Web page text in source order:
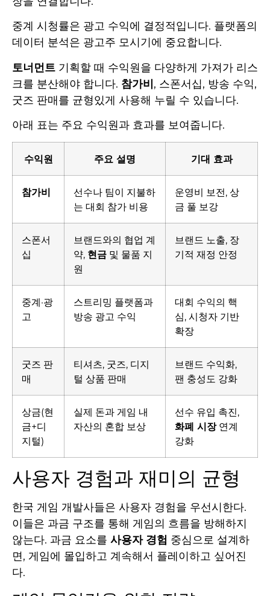
중계 시청률은 광고 수익에 결정적입니다. 플랫폼의
데이터 분석은 광고주 모시기에 중요합니다.
토너먼트 기획할 때 수익원을 다양하게 가져가 리스
크를 분산해야 합니다. 참가비, 스폰서십, 방송 수익,
굿즈 판매를 균형있게 사용해 누릴 수 있습니다.
아래 표는 주요 수익원과 효과를 보여줍니다.
수익원 주요 설명 기대 효과
참가비
선수나 팀이 지불하
는 대회 참가 비용
운영비 보전, 상
금 풀 보강
스폰서
십
브랜드와의 협업 계
약, 현금 및 물품 지
원
브랜드 노출, 장
기적 재정 안정
중계·광
고
스트리밍 플랫폼과
방송 광고 수익
대회 수익의 핵
심, 시청자 기반
확장
굿즈 판
매
티셔츠, 굿즈, 디지
털 상품 판매
브랜드 수익화,
팬 충성도 강화
상금(현
금+디
지털)
실제 돈과 게임 내
자산의 혼합 보상
선수 유입 촉진,
화폐 시장연계
강화
사용자 경험과 재미의 균형
한국 게임 개발사들은 사용자 경험을 우선시한다.
이들은 과금 구조를 통해 게임의 흐름을 방해하지
않는다. 과금 요소를 사용자 경험 중심으로 설계하
면, 게임에 몰입하고 계속해서 플레이하고 싶어진
다.